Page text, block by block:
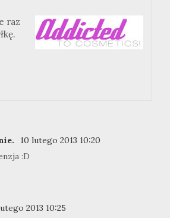
raz
10 lutego 2013 10:20
:D
2013 10:25